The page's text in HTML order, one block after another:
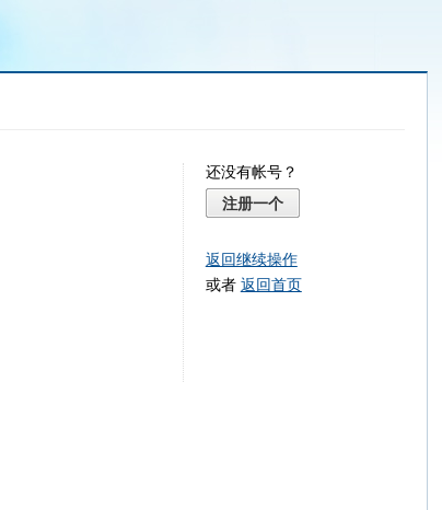
还没有帐号？
注册一个
返回继续操作
或者 返回首页